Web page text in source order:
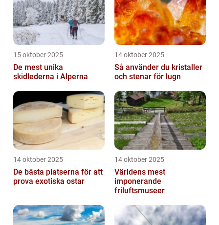
15 oktober 2025
De mest unika
skidlederna i Alperna
14 oktober 2025
Så använder du kristaller
och stenar för lugn
14 oktober 2025
De bästa platserna för att
prova exotiska ostar
14 oktober 2025
Världens mest
imponerande
friluftsmuseer